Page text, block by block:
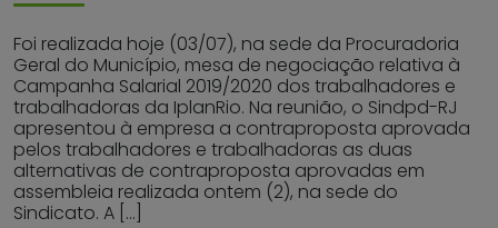
Foi realizada hoje (03/07), na sede da Procuradoria
Geral do Município, mesa de negociação relativa à
Campanha Salarial 2019/2020 dos trabalhadores e
trabalhadoras da IplanRio. Na reunião, o Sindpd-RJ
apresentou à empresa a contraproposta aprovada
pelos trabalhadores e trabalhadoras as duas
alternativas de contraproposta aprovadas em
assembleia realizada ontem (2), na sede do
Sindicato. A […]